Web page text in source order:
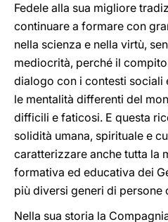
Fedele alla sua migliore
continuare a formare con
nella scienza e nella virtù,
mediocrità, perché il
dialogo con i contesti sociali
le mentalità differenti del
difficili e faticosi. E questa
solidità umana, spirituale e
caratterizzare anche tutta la
formativa ed educativa dei
più diversi generi di persone
Nella sua storia la